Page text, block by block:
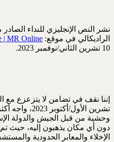
نشر النص الإنجليزي للنداء
الراديكالي في موقع: | MR Online
10 تشرين الثاني/نوفمبر 2023.
تشرين الأول/
وحشية من قبل الجيش والدولة
دون أي مكان يذهبون إليه، حيث
الإخلاء والمعابر الحدودية